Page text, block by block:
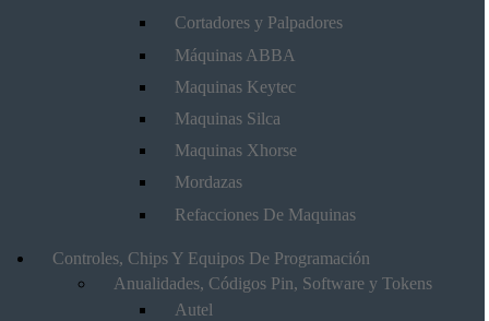
Cortadores y Palpadores
Máquinas ABBA
Maquinas Keytec
Maquinas Silca
Maquinas Xhorse
Mordazas
Refacciones De Maquinas
Controles, Chips Y Equipos De Programación
Anualidades, Códigos Pin, Software y Tokens
Autel